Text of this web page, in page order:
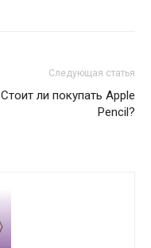
Следующая статья
Стоит ли покупать Apple
Pencil?